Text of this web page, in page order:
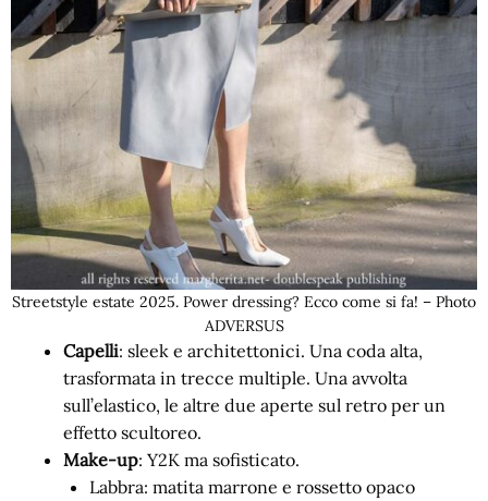
Streetstyle estate 2025. Power dressing? Ecco come si fa! – Photo
ADVERSUS
Capelli: sleek e architettonici. Una coda alta,
trasformata in trecce multiple. Una avvolta
sull’elastico, le altre due aperte sul retro per un
effetto scultoreo.
Make-up: Y2K ma sofisticato.
Labbra: matita marrone e rossetto opaco